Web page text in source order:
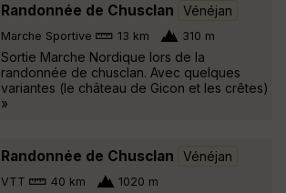
Randonnée de Chusclan Vénéjan
Marche Sportive 13 km 310 m
Sortie Marche Nordique lors de la
randonnée de chusclan. Avec quelques
variantes (le château de Gicon et les crêtes)
»
Randonnée de Chusclan Vénéjan
VTT 40 km 1020 m